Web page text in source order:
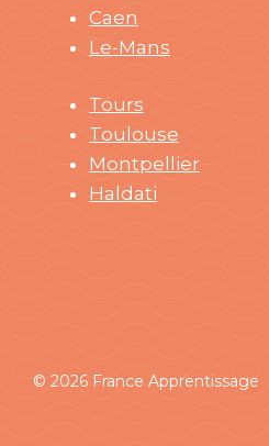
Caen
Le-Mans
Tours
Toulouse
Montpellier
Haldati
© 2026 France Apprentissage